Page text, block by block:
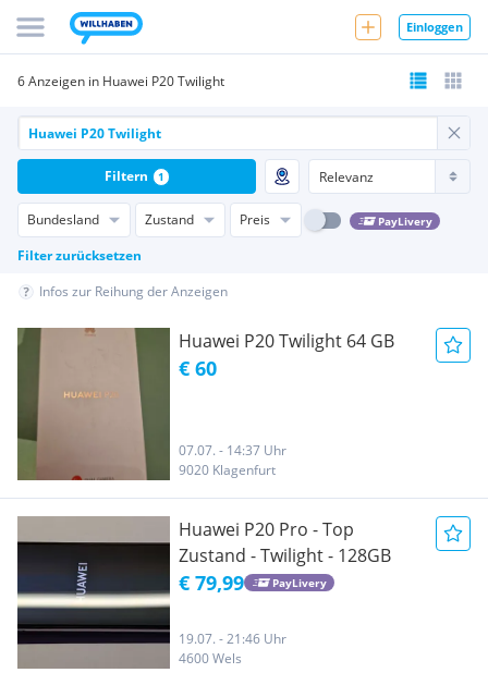
Einloggen
6 Anzeigen in Huawei P20 Twilight
Bundesland Zustand Preis PayLivery
Filter zurücksetzen
Filtern 1
Infos zur Reihung der Anzeigen
Huawei P20 Twilight 64 GB
€ 60
07.07. - 14:37 Uhr
9020 Klagenfurt
Huawei P20 Pro - Top
Zustand - Twilight - 128GB
€ 79,99 PayLivery
19.07. - 21:46 Uhr
4600 Wels